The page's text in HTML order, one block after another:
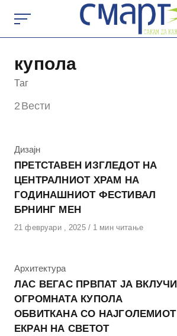
content
купола
Таг
2 Вести
КАтегорија
Дизајн
ПРЕТСТАВЕН ИЗГЛЕДОТ НА
ЦЕНТРАЛНИОТ ХРАМ НА
ГОДИНАШНИОТ ФЕСТИВАЛ
БРНИНГ МЕН
Објавено
21 февруари , 2025 1 мин читање
КАтегорија
Архитектура
ЛАС ВЕГАС ПРВПАТ ЈА ВКЛУЧИ
ОГРОМНАТА КУПОЛА
ОБВИТКАНА СО НАЈГОЛЕМИОТ
ЕКРАН НА СВЕТОТ